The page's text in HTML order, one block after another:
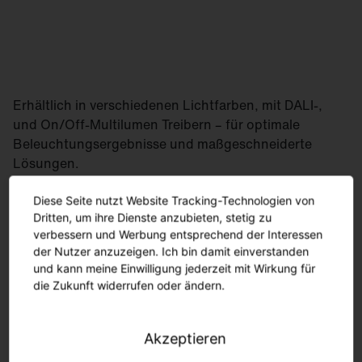
Erhältlich in verschiedenen Lichtfarben, mit DALI-,
und On/Off-Multilumen Treibern – für optimale
Beleuchtungsergebnisse und maßgeschneiderte
Lösungen.
Diese Seite nutzt Website Tracking-Technologien von
Dritten, um ihre Dienste anzubieten, stetig zu
verbessern und Werbung entsprechend der Interessen
der Nutzer anzuzeigen. Ich bin damit einverstanden
und kann meine Einwilligung jederzeit mit Wirkung für
die Zukunft widerrufen oder ändern.
Akzeptieren